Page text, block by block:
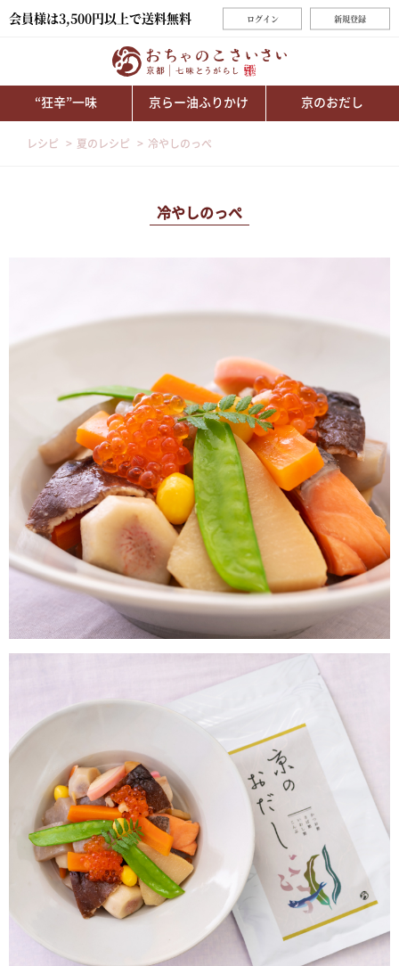
会員様は3,500円以上で送料無料 ログイン 新規登録
“狂辛”一味 京らー油ふりかけ 京のおだし
レシピ 夏のレシピ 冷やしのっぺ
冷やしのっぺ